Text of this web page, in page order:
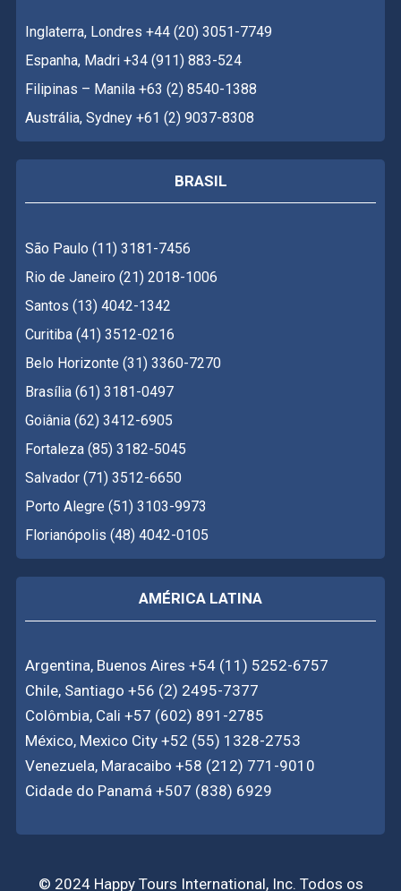
Inglaterra, Londres +44 (20) 3051-7749
Espanha, Madri +34 (911) 883-524
Filipinas – Manila +63 (2) 8540-1388
Austrália, Sydney +61 (2) 9037-8308
BRASIL
São Paulo (11) 3181-7456
Rio de Janeiro (21) 2018-1006
Santos (13) 4042-1342
Curitiba (41) 3512-0216
Belo Horizonte (31) 3360-7270
Brasília (61) 3181-0497
Goiânia (62) 3412-6905
Fortaleza (85) 3182-5045
Salvador (71) 3512-6650
Porto Alegre (51) 3103-9973
Florianópolis (48) 4042-0105
AMÉRICA LATINA
Argentina, Buenos Aires +54 (11) 5252-6757
Chile, Santiago +56 (2) 2495-7377
Colômbia, Cali +57 (602) 891-2785
México, Mexico City +52 (55) 1328-2753
Venezuela, Maracaibo +58 (212) 771-9010
Cidade do Panamá +507 (838) 6929
© 2024 Happy Tours International, Inc. Todos os